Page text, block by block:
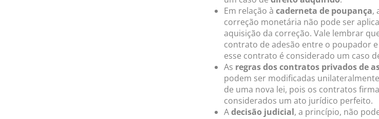
Em relação à caderneta de poupança,
correção monetária não pode ser
aquisição da correção. Vale lembrar
contrato de adesão entre o poupador
esse contrato é considerado um caso
As regras dos contratos privados de
podem ser modificadas
de uma nova lei, pois os contratos
considerados um ato jurídico perfeito.
Adecisão judicial, a princípio, não